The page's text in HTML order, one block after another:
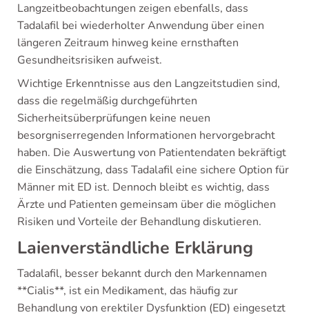
Langzeitbeobachtungen zeigen ebenfalls, dass
Tadalafil bei wiederholter Anwendung über einen
längeren Zeitraum hinweg keine ernsthaften
Gesundheitsrisiken aufweist.
Wichtige Erkenntnisse aus den Langzeitstudien sind,
dass die regelmäßig durchgeführten
Sicherheitsüberprüfungen keine neuen
besorgniserregenden Informationen hervorgebracht
haben. Die Auswertung von Patientendaten bekräftigt
die Einschätzung, dass Tadalafil eine sichere Option für
Männer mit ED ist. Dennoch bleibt es wichtig, dass
Ärzte und Patienten gemeinsam über die möglichen
Risiken und Vorteile der Behandlung diskutieren.
Laienverständliche Erklärung
Tadalafil, besser bekannt durch den Markennamen
**Cialis**, ist ein Medikament, das häufig zur
Behandlung von erektiler Dysfunktion (ED) eingesetzt